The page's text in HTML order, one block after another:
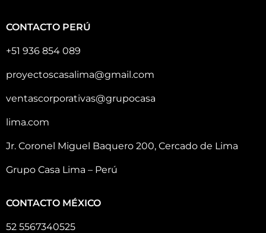
CONTACTO PERÚ
+51 936 854 089
proyectoscasalima@gmail.com
ventascorporativas@grupocasa
lima.com
Jr. Coronel Miguel Baquero 200, Cercado de Lima
Grupo Casa Lima – Perú
CONTACTO MÉXICO
52 5567340525